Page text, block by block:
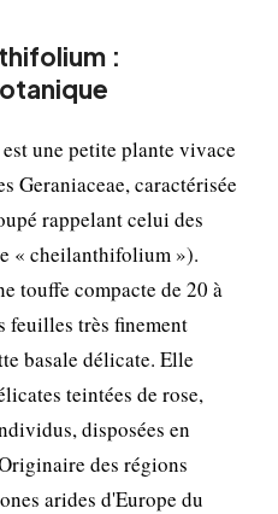
:
une petite plante vivace
Geraniaceae, caractérisée
rappelant celui des
« cheilanthifolium »).
touffe compacte de 20 à
feuilles très finement
basale délicate. Elle
teintées de rose,
disposées en
des régions
arides d'Europe du